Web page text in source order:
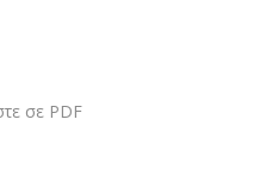
σε PDF